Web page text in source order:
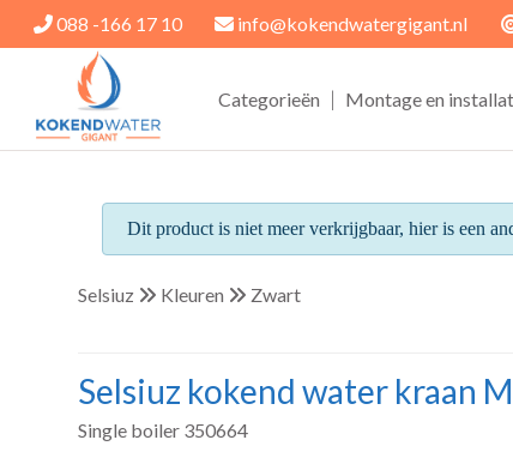
088 -166 17 10 info@kokendwatergigant.nl
Categorieën | Montage en
Dit product is niet meer verkrijgbaar, hier is een
Selsiuz Kleuren Zwart
Selsiuz kokend water kraan
Single boiler 350664